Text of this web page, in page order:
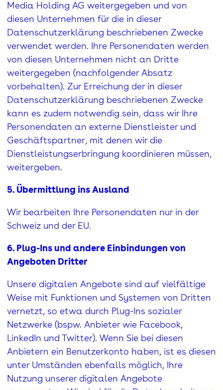
Media Holding AG weitergegeben und von
diesen Unternehmen für die in dieser
Datenschutzerklärung beschriebenen Zwecke
verwendet werden. Ihre Personendaten werden
von diesen Unternehmen nicht an Dritte
weitergegeben (nachfolgender Absatz
vorbehalten). Zur Erreichung der in dieser
Datenschutzerklärung beschriebenen Zwecke
kann es zudem notwendig sein, dass wir Ihre
Personendaten an externe Dienstleister und
Geschäftspartner, mit denen wir die
Dienstleistungserbringung koordinieren müssen,
weitergeben.
5. Übermittlung ins Ausland
Wir bearbeiten Ihre Personendaten nur in der
Schweiz und der EU.
6. Plug-Ins und andere Einbindungen von
Angeboten Dritter
Unsere digitalen Angebote sind auf vielfältige
Weise mit Funktionen und Systemen von Dritten
vernetzt, so etwa durch Plug-Ins sozialer
Netzwerke (bspw. Anbieter wie Facebook,
LinkedIn und Twitter). Wenn Sie bei diesen
Anbietern ein Benutzerkonto haben, ist es diesen
unter Umständen ebenfalls möglich, Ihre
Nutzung unserer digitalen Angebote